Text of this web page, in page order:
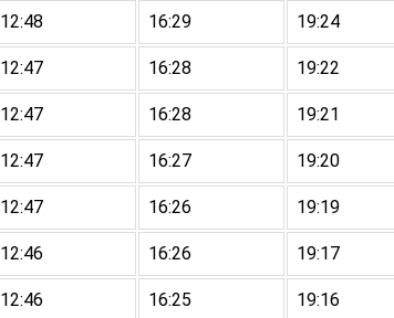
12:48 16:29 19:24
12:47 16:28 19:22
12:47 16:28 19:21
12:47 16:27 19:20
12:47 16:26 19:19
12:46 16:26 19:17
12:46 16:25 19:16